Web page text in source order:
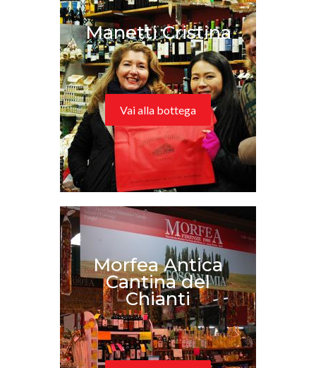
Manetti Cristina
Vai alla bottega
Morfea Antica
Cantina del
Chianti